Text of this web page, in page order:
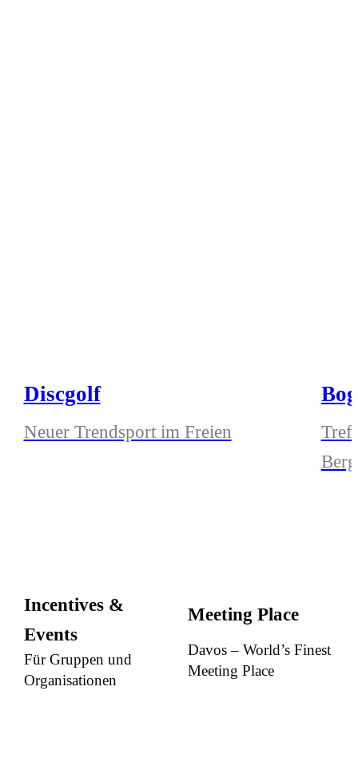
Discgolf
Neuer Trendsport im Freien
Incentives &
Events
Für Gruppen und
Organisationen
Meeting Place
Davos – World’s Finest
Meeting Place